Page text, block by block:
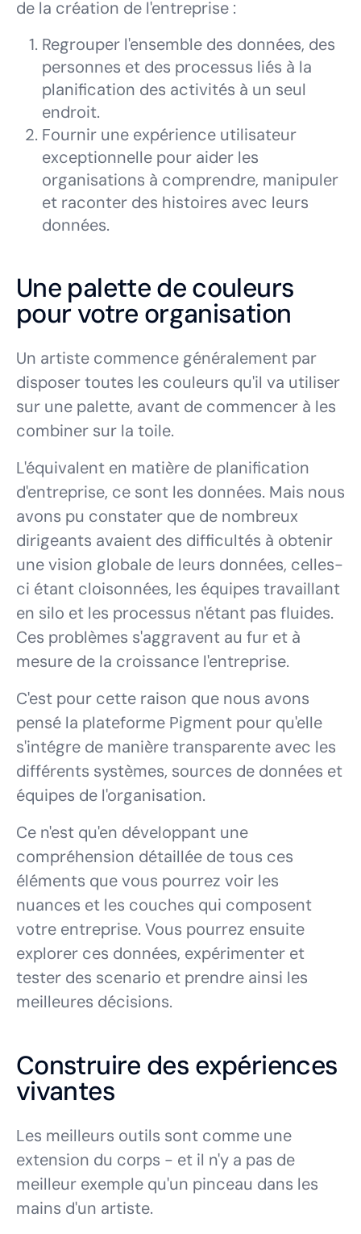
de la création de l'entreprise :
Regrouper l'ensemble des données, des
personnes et des processus liés à la
planification des activités à un seul
endroit.
Fournir une expérience utilisateur
exceptionnelle pour aider les
organisations à comprendre, manipuler
et raconter des histoires avec leurs
données.
Une palette de couleurs
pour votre organisation
Un artiste commence généralement par
disposer toutes les couleurs qu'il va utiliser
sur une palette, avant de commencer à les
combiner sur la toile.
L'équivalent en matière de planification
d'entreprise, ce sont les données. Mais nous
avons pu constater que de nombreux
dirigeants avaient des difficultés à obtenir
une vision globale de leurs données, celles-
ci étant cloisonnées, les équipes travaillant
en silo et les processus n'étant pas fluides.
Ces problèmes s'aggravent au fur et à
mesure de la croissance l'entreprise.
C'est pour cette raison que nous avons
pensé la plateforme Pigment pour qu'elle
s'intégre de manière transparente avec les
différents systèmes, sources de données et
équipes de l'organisation.
Ce n'est qu'en développant une
compréhension détaillée de tous ces
éléments que vous pourrez voir les
nuances et les couches qui composent
votre entreprise. Vous pourrez ensuite
explorer ces données, expérimenter et
tester des scenario et prendre ainsi les
meilleures décisions.
Construire des expériences
vivantes
Les meilleurs outils sont comme une
extension du corps - et il n'y a pas de
meilleur exemple qu'un pinceau dans les
mains d'un artiste.